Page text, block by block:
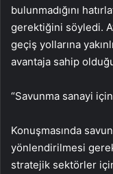
bulunmadığını
gerektiğini söyledi.
geçiş yollarına
avantaja sahip
“Savunma sanayi
Konuşmasında
yönlendirilmesi
stratejik sektörler